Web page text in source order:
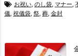
お祝い, のし袋, マナー,
儀, 祝儀袋, 祭, 葬, 金封